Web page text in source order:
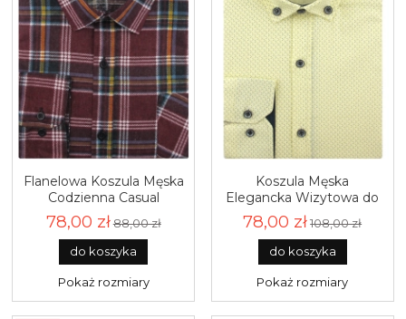
Flanelowa Koszula Męska
Codzienna Casual
bordowa w kratę z
długim rękawem w kroju
REGULAR Pradizo L047
78,00 zł88,00 zł
do koszyka
Pokaż rozmiary
Koszula Męska
Elegancka Wizytowa do
garnituru żółta we wzorki
z długim rękawem w
kroju SLIM FIT Classo
J995
78,00 zł108,00 zł
do koszyka
Pokaż rozmiary